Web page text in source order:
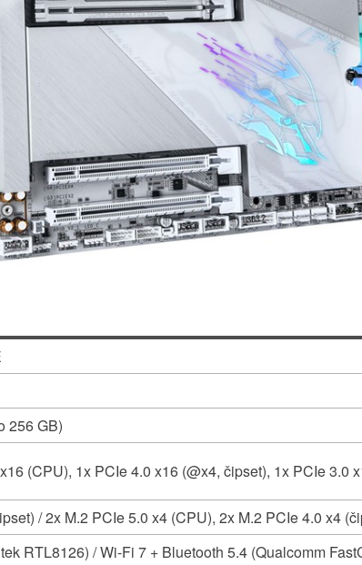
256 GB)
(CPU), 1x PCIe 4.0 x16 (@x4, čipset), 1x PCIe 3.0
/ 2x M.2 PCIe 5.0 x4 (CPU), 2x M.2 PCIe 4.0 x4
RTL8126) / Wi-Fi 7 + Bluetooth 5.4 (Qualcomm